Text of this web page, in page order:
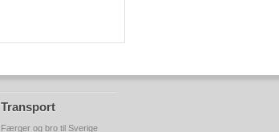
Transport
Færger og bro til Sverige